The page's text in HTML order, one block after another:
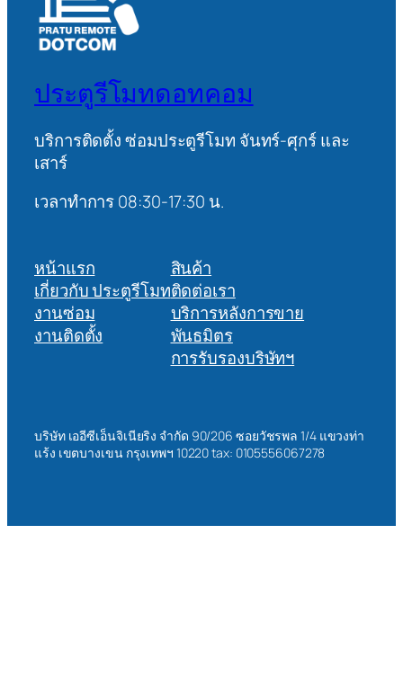
ประตูรีโมทดอทคอม
บริการติดตั้ง ซ่อมประตูรีโมท จันทร์-ศุกร์ และ
เสาร์
เวลาทำการ 08:30-17:30 น.
หน้าแรก
เกี่ยวกับ ประตูรีโมท
งานซ่อม
งานติดตั้ง
สินค้า
ติดต่อเรา
บริการหลังการขาย
พันธมิตร
การรับรองบริษัทฯ
บริษัท เออีซีเอ็นจิเนียริง จำกัด 90/206 ซอยวัชรพล 1/4 แขวงท่า
แร้ง เขตบางเขน กรุงเทพฯ 10220 tax: 0105556067278